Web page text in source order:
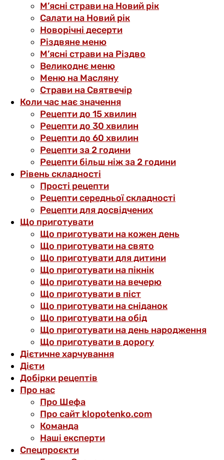
М’ясні страви на Новий рік
Салати на Новий рік
Новорічні десерти
Різдвяне меню
М’ясні страви на Різдво
Великоднє меню
Меню на Масляну
Страви на Святвечір
Коли час має значення
Рецепти до 15 хвилин
Рецепти до 30 хвилин
Рецепти до 60 хвилин
Рецепти за 2 години
Рецепти більш ніж за 2 години
Рівень складності
Прості рецепти
Рецепти середньої складності
Рецепти для досвідчених
Що приготувати
Що приготувати на кожен день
Що приготувати на свято
Що приготувати для дитини
Що приготувати на пікнік
Що приготувати на вечерю
Що приготувати в піст
Що приготувати на сніданок
Що приготувати на обід
Що приготувати на день народження
Що приготувати в дорогу
Дієтичне харчування
Дієти
Добірки рецептів
Про нас
Про Шефа
Про сайт klopotenko.com
Команда
Наші експерти
Спецпроєкти